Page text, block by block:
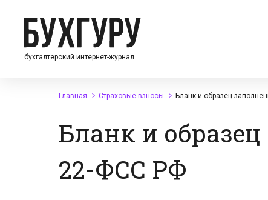
бухгалтерский интернет-журнал
Главная Страховые взносы Бланк и образец
Бланк и
22-ФСС РФ